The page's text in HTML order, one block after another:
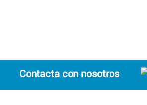
Contacta con nosotros